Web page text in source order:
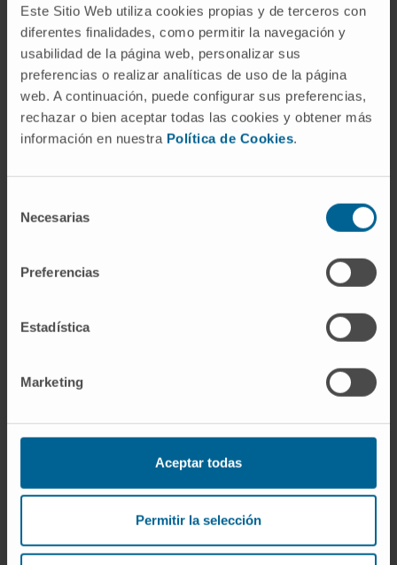
Este Sitio Web utiliza cookies propias y de terceros con
diferentes finalidades, como permitir la navegación y
usabilidad de la página web, personalizar sus
preferencias o realizar analíticas de uso de la página
web. A continuación, puede configurar sus preferencias,
rechazar o bien aceptar todas las cookies y obtener más
información en nuestra Política de Cookies.
Necesarias
Preferencias
Estadística
Marketing
Aceptar todas
Permitir la selección
Contribución al liderazgo reputacional. Enfermería
Joint Commision International
Mejor Hospital Privado Español (OCU, 2012)
Mejor Idea Diario Médico 2009. Laboratorio PET-
Mejor página web de una institución sanitaria y social
Mejor Reputación Hospital Privado de España
Monitor Empresarial de Reputación Corporativa
Premio a la excelencia a la calidad de hospitales
Premios Best In Class
Referencia en Investigación Biomédica
World's Best Specialized Hospitals 2026. Revista